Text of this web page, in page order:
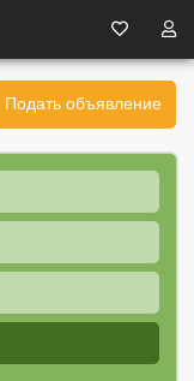
Подать объявление